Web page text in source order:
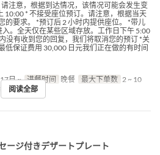
注意，根据到达情况，该情况可能会发生变
10:00 * 不接受座位预订。请注意，根据当天
的要求。 *预订后 2 小时内提供座位。 *带儿
。全天仅在某些区域存放。工作日下午 5:00
没有收到您的回复，我们将取消您的预订 *关
低保证费用 30,000 日元我们正在做的有时间
日 ~ 进餐时间 晚餐 最大下单数 2 ~ 10
阅读全部
ージ付きデザートプレート